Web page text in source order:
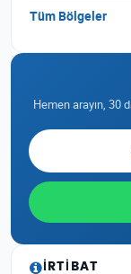
Tüm Bölgeler
Hemen arayın, 30
İRTIBAT